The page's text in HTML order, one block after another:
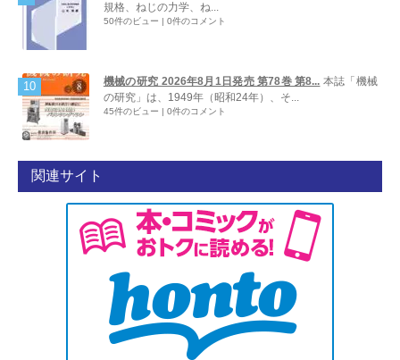
規格、ねじの力学、ね...
50件のビュー | 0件のコメント
機械の研究 2026年8月1日発売 第78巻 第8... 本誌「機械
の研究」は、1949年（昭和24年）、そ...
45件のビュー | 0件のコメント
関連サイト